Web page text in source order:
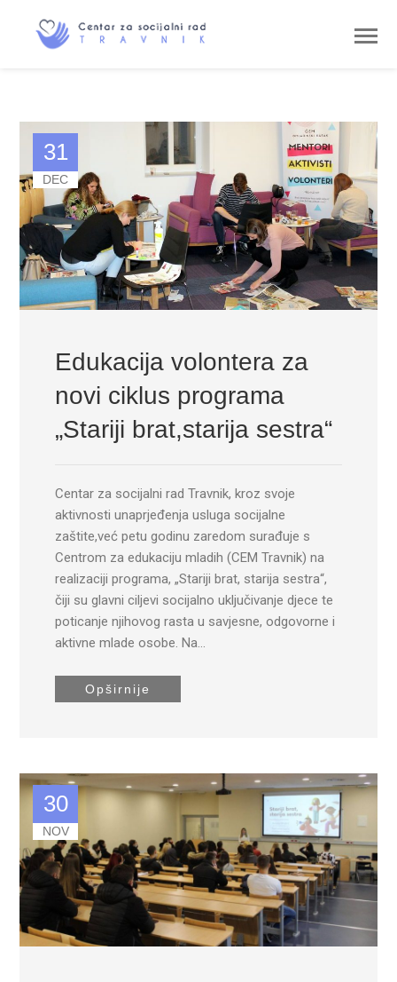
31
DEC
Edukacija volontera za
novi ciklus programa
„Stariji brat,starija sestra“
Centar za socijalni rad Travnik, kroz svoje
aktivnosti unaprjeđenja usluga socijalne
zaštite,već petu godinu zaredom surađuje s
Centrom za edukaciju mladih (CEM Travnik) na
realizaciji programa, „Stariji brat, starija sestra“,
čiji su glavni ciljevi socijalno uključivanje djece te
poticanje njihovog rasta u savjesne, odgovorne i
aktivne mlade osobe. Na…
Opširnije
30
NOV